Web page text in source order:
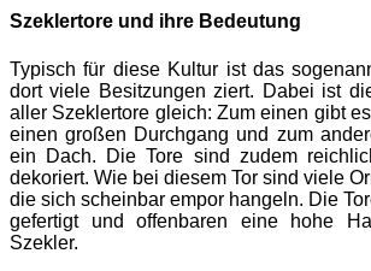
Szeklertore und ihre Bedeutung
Typisch für diese Kultur ist das
dort viele Besitzungen ziert. Dabei ist
aller Szeklertore gleich: Zum einen gibt
einen großen Durchgang und zum
ein Dach. Die Tore sind zudem
dekoriert. Wie bei diesem Tor sind viele
die sich scheinbar empor hangeln. Die
gefertigt und offenbaren eine hohe
Szekler.